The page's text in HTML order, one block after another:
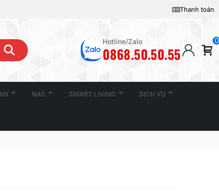
Thanh toán
Hotline/Zalo
0868.50.50.55
0
NAS SMART LIVING DỊCH VỤ